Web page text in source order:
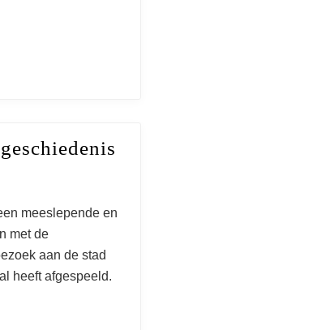
meeslepende en
met de
aan de stad
heeft afgespeeld.